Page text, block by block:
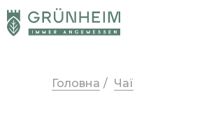
Головна / Чаї